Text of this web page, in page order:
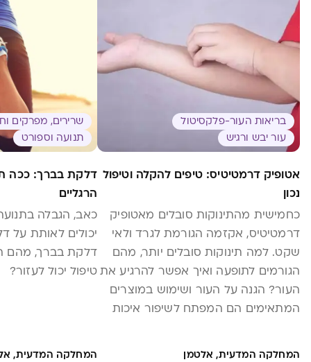
בריאות העור-פלקסיטול
עור יבש ורגיש
אטופיק דרמטיטיס: טיפים להקלה וטיפול
נכון
כחמישית מהתינוקות סובלים מאטופיק
דרמטיטיס, אקזמה הגורמת לגרד ולאי
שקט. למה תינוקות סובלים יותר, מהם
הגורמים לתופעה ואיך אפשר להרגיע את
העור? הגנה על העור ושימוש במוצרים
המתאימים הם המפתח לשיפור איכות
המחלקה המדעית, אלטמן
שרירים, מפרקים
תנועה וספורט
דלקת בברך: ככה
הרגליים
כאב, הגבלה
יכולים לאותת על
דלקת בברך, מהם
טיפול יכול לעזור?
המחלקה המדעית,